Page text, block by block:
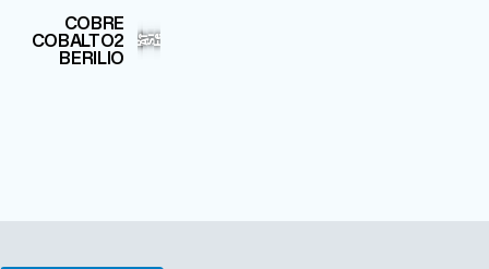
COBRE
COBALTO2
BERILIO
Be
AlSi
Fe